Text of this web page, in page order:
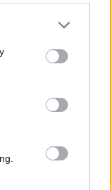
or more Google
You may click to
party tags to
in below Google